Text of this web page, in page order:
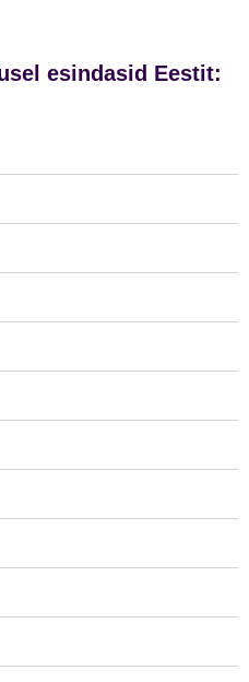
esindasid Eestit: